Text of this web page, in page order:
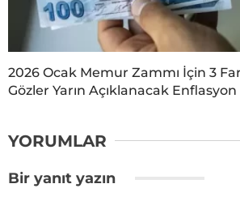
2026 Ocak Memur Zammı İçin 3
Gözler Yarın Açıklanacak Enflasyon
YORUMLAR
Bir yanıt yazın